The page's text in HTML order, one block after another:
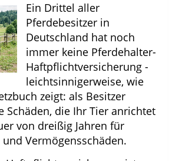
Ein Drittel aller
Pferdebesitzer in
Deutschland hat noch
immer keine Pferdehalter-
Haftpflichtversicherung -
leichtsinnigerweise, wie
zeigt: als Besitzer
Schäden, die Ihr Tier anrichtet
von dreißig Jahren für
und Vermögensschäden.